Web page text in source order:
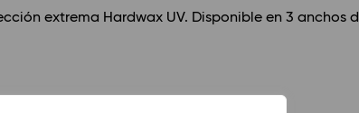
extrema Hardwax UV. Disponible en 3 anchos